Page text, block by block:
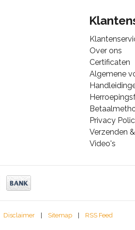
Over ons
Certificaten
Algemene
Privacy
Verzenden
Video's
Disclaimer Sitemap RSS Feed